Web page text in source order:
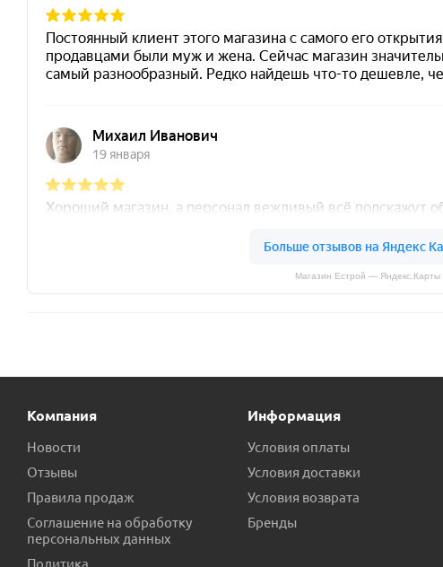
Магазин Естрой — Яндекс.Карты
Компания
Новости
Отзывы
Правила продаж
Соглашение на обработку
персональных данных
Политика
Информация
Условия оплаты
Условия доставки
Условия возврата
Бренды